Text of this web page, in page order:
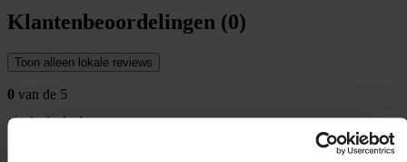
Klantenbeoordelingen (0)
Toon alleen lokale reviews
0 van de 5